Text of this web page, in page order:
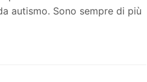
autismo. Sono sempre di più